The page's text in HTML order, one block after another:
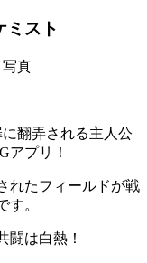
ミスト
翻弄される主人公
アプリ！
れたフィールドが戦
す。
闘は白熱！